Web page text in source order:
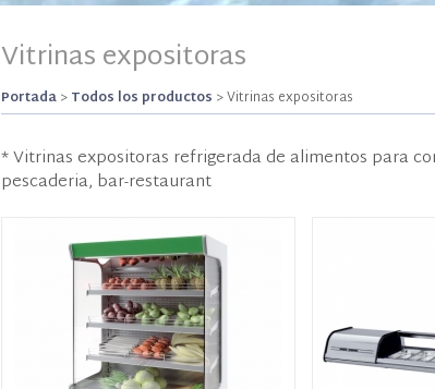
Vitrinas expositoras
Portada>Todos los productos >Vitrinas expositoras
* Vitrinas expositoras refrigerada de alimentos para
pescaderia, bar-restaurant